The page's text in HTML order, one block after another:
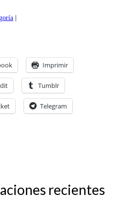
Imprimir
Tumblr
Telegram
recientes